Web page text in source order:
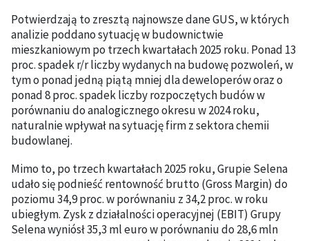
Potwierdzają to zresztą najnowsze dane GUS, w których
analizie poddano sytuację w budownictwie
mieszkaniowym po trzech kwartałach 2025 roku. Ponad 13
proc. spadek r/r liczby wydanych na budowę pozwoleń, w
tym o ponad jedną piątą mniej dla deweloperów oraz o
ponad 8 proc. spadek liczby rozpoczętych budów w
porównaniu do analogicznego okresu w 2024 roku,
naturalnie wpływał na sytuację firm z sektora chemii
budowlanej.
Mimo to, po trzech kwartałach 2025 roku, Grupie Selena
udało się podnieść rentowność brutto (Gross Margin) do
poziomu 34,9 proc. w porównaniu z 34,2 proc. w roku
ubiegłym. Zysk z działalności operacyjnej (EBIT) Grupy
Selena wyniósł 35,3 ml euro w porównaniu do 28,6 mln